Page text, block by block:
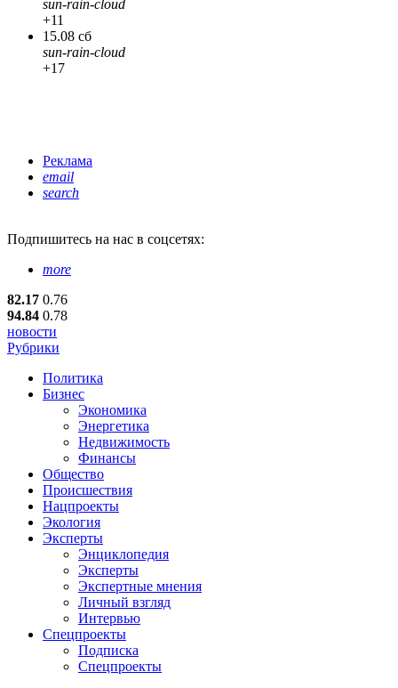
sun-rain-cloud
+11
15.08 сб
sun-rain-cloud
+17
Реклама
email
search
Подпишитесь на нас в соцсетях:
more
82.17 0.76
94.84 0.78
новости
Рубрики
Политика
Бизнес
Экономика
Энергетика
Недвижимость
Финансы
Общество
Происшествия
Нацпроекты
Экология
Эксперты
Энциклопедия
Эксперты
Экспертные мнения
Личный взгляд
Интервью
Спецпроекты
Подписка
Спецпроекты